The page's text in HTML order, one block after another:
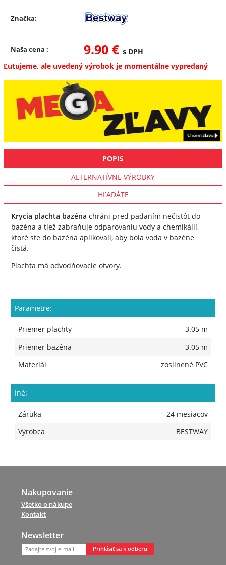
Značka:
Naša cena : 9.90 € s DPH
Ľutujeme, ale uvedený výrobok je momentálne vypredaný
POPIS
ALTERNATÍVNE VÝROBKY
HĽADÁTE
Krycia plachta bazéna chráni pred padaním nečistôt do
bazéna a tiež zabraňuje odparovaniu vody a chemikálií,
ktoré ste do bazéna aplikovali, aby bola voda v bazéne
čistá.
Plachta má odvodňovacie otvory.
Parametre:
Priemer plachty
3.05 m
Priemer bazéna
3.05 m
Materiál
zosilnené PVC
Iné:
Záruka
24 mesiacov
Výrobca
BESTWAY
Nakupovanie
Všetko o nákupe
Kontakt
Newsletter
Prihlásiť sa k odberu